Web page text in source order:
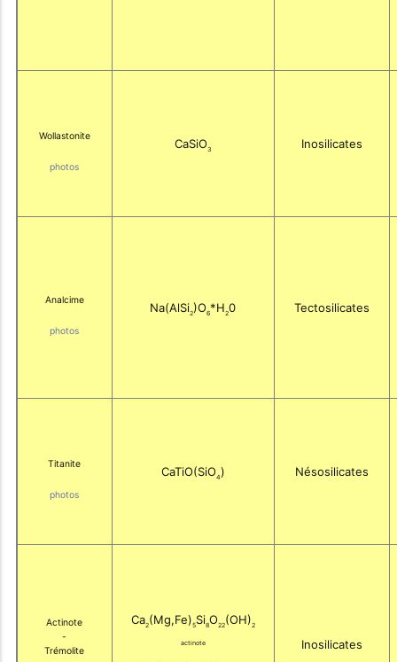
Wollastonite
photos
CaSiO3 Inosilicates
Analcime
photos
Na(AlSi2)O6*H20 Tectosilicates
Titanite
photos
CaTiO(SiO4) Nésosilicates
Actinote
-
Trémolite
Ca2(Mg,Fe)5Si8O22(OH)2
actinote Inosilicates